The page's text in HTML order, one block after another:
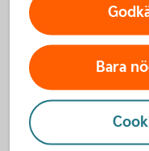
Rapport
och
Index
Bara